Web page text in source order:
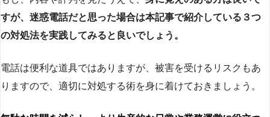
すが、迷惑電話だと思った場合は本記事で紹介している３つ
の対処法を実践してみると良いでしょう。
電話は便利な道具ではありますが、被害を受けるリスクもあ
りますので、適切に対処する術を身に着けておきましょう。